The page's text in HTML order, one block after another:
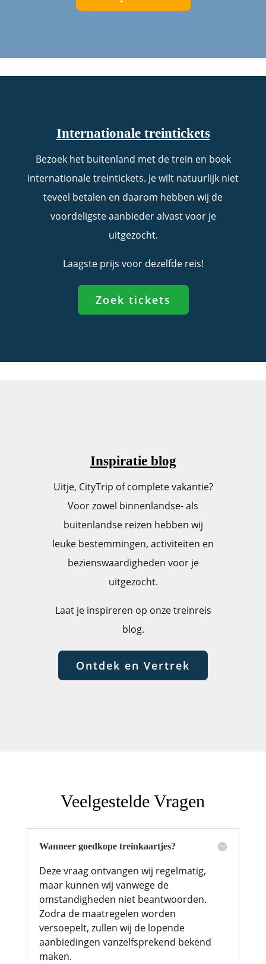
Internationale treintickets
Bezoek het buitenland met de trein en boek
internationale treintickets. Je wilt natuurlijk niet
teveel betalen en daarom hebben wij de
voordeligste aanbieder alvast voor je
uitgezocht.
Laagste prijs voor dezelfde reis!
Zoek tickets
Inspiratie blog
Uitje, CityTrip of complete vakantie?
Voor zowel binnenlandse- als
buitenlandse reizen hebben wij
leuke bestemmingen, activiteiten en
bezienswaardigheden voor je
uitgezocht.
Laat je inspireren op onze treinreis
blog.
Ontdek en Vertrek
Veelgestelde Vragen
Wanneer goedkope treinkaartjes?
Deze vraag ontvangen wij regelmatig,
maar kunnen wij vanwege de
omstandigheden niet beantwoorden.
Zodra de maatregelen worden
versoepelt, zullen wij de lopende
aanbiedingen vanzelfsprekend bekend
maken.